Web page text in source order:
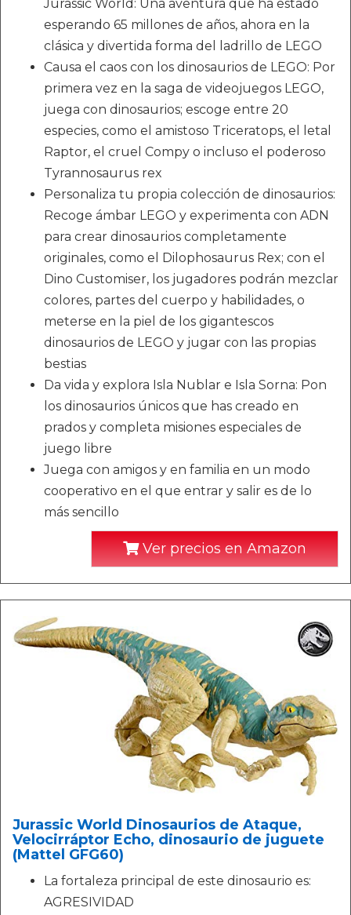
Jurassic World: Una aventura que ha estado
esperando 65 millones de años, ahora en la
clásica y divertida forma del ladrillo de LEGO
Causa el caos con los dinosaurios de LEGO: Por
primera vez en la saga de videojuegos LEGO,
juega con dinosaurios; escoge entre 20
especies, como el amistoso Triceratops, el letal
Raptor, el cruel Compy o incluso el poderoso
Tyrannosaurus rex
Personaliza tu propia colección de dinosaurios:
Recoge ámbar LEGO y experimenta con ADN
para crear dinosaurios completamente
originales, como el Dilophosaurus Rex; con el
Dino Customiser, los jugadores podrán mezclar
colores, partes del cuerpo y habilidades, o
meterse en la piel de los gigantescos
dinosaurios de LEGO y jugar con las propias
bestias
Da vida y explora Isla Nublar e Isla Sorna: Pon
los dinosaurios únicos que has creado en
prados y completa misiones especiales de
juego libre
Juega con amigos y en familia en un modo
cooperativo en el que entrar y salir es de lo
más sencillo
Ver precios en Amazon
Jurassic World Dinosaurios de Ataque,
Velocirráptor Echo, dinosaurio de juguete
(Mattel GFG60)
La fortaleza principal de este dinosaurio es:
AGRESIVIDAD